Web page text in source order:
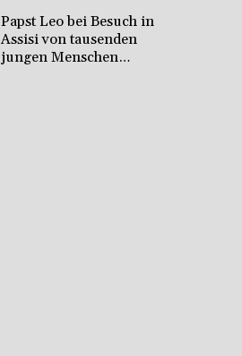
Papst Leo bei Besuch in
Assisi von tausenden
jungen Menschen